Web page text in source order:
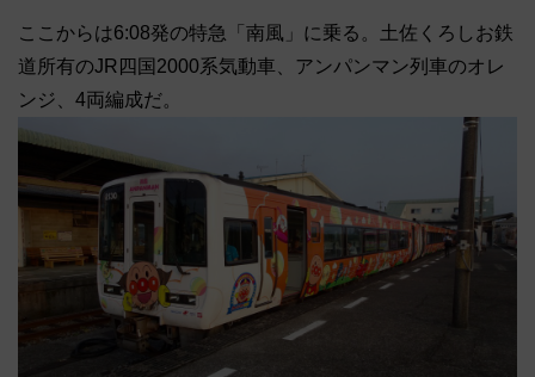
ここからは6:08発の特急「南風」に乗る。土佐くろしお鉄
道所有のJR四国2000系気動車、アンパンマン列車のオレ
ンジ、4両編成だ。